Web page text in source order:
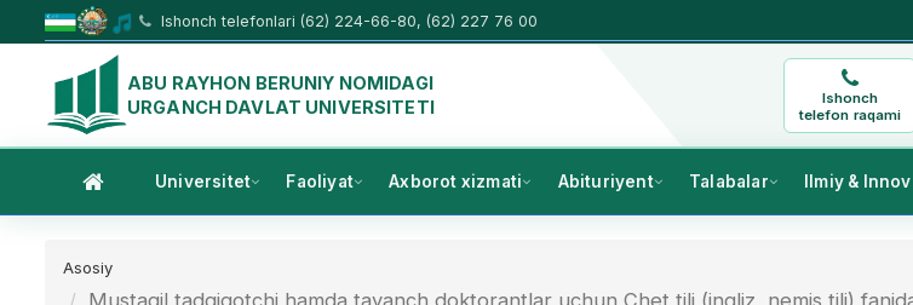
Ishonch telefonlari (62) 224-66-80, (62) 227 76 00
ABU RAYHON BERUNIY NOMIDAGI
URGANCH DAVLAT UNIVERSITETI
Ishonch
telefon raqami
Universitet Faoliyat Axborot xizmati Abituriyent Talabalar Ilmiy &
Asosiy